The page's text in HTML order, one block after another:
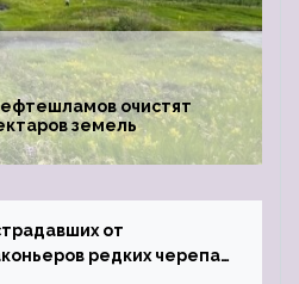
очистят
земель
от
редких черепах